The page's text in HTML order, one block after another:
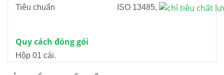
Tiêu chuẩn
ISO 13485,
Quy cách đóng gói
Hộp 01 cái.